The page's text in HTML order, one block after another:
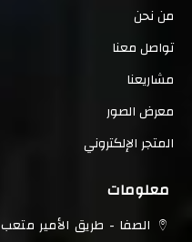
من نحن
تواصل معنا
مشاريعنا
معرض الصور
المتجر الإلكتروني
معلومات
الصفا - طريق الأمير متعب